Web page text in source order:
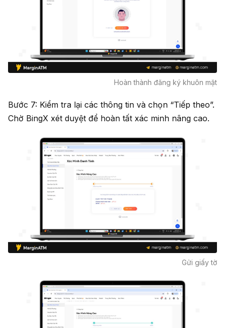
Hoàn thành đăng ký khuôn mặt
Bước 7: Kiểm tra lại các thông tin và chọn “Tiếp theo”.
Chờ BingX xét duyệt để hoàn tất xác minh nâng cao.
Gửi giấy tờ